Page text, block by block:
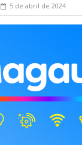
5 de abril de 2024